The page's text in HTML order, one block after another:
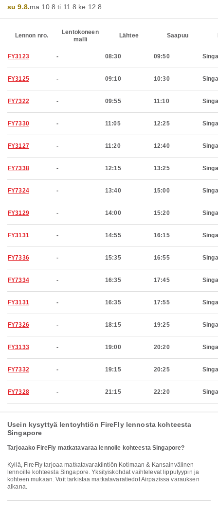
su 9.8.ma 10.8.ti 11.8. ke 12.8.
Lennon nro.
Lentokoneen
malli
Lähtee Saapuu
FY3123 - 08:30 09:50
FY3125 - 09:10 10:30
FY7322 - 09:55 11:10
FY7330 - 11:05 12:25
FY3127 - 11:20 12:40
FY7338 - 12:15 13:25
FY7324 - 13:40 15:00
FY3129 - 14:00 15:20
FY3131 - 14:55 16:15
FY7336 - 15:35 16:55
FY7334 - 16:35 17:45
FY3131 - 16:35 17:55
FY7326 - 18:15 19:25
FY3133 - 19:00 20:20
FY7332 - 19:15 20:25
FY7328 - 21:15 22:20
Usein kysyttyä lentoyhtiön FireFly lennosta kohteesta
Singapore
Tarjoaako FireFly matkatavaraa lennolle kohteesta Singapore?
Kyllä, FireFly tarjoaa matkatavarakiintiön Kotimaan & Kansainvälinen
lennoille kohteesta Singapore. Yksityiskohdat vaihtelevat lipputyypin ja
kohteen mukaan. Voit tarkistaa matkatavaratiedot Airpazissa varauksen
aikana.